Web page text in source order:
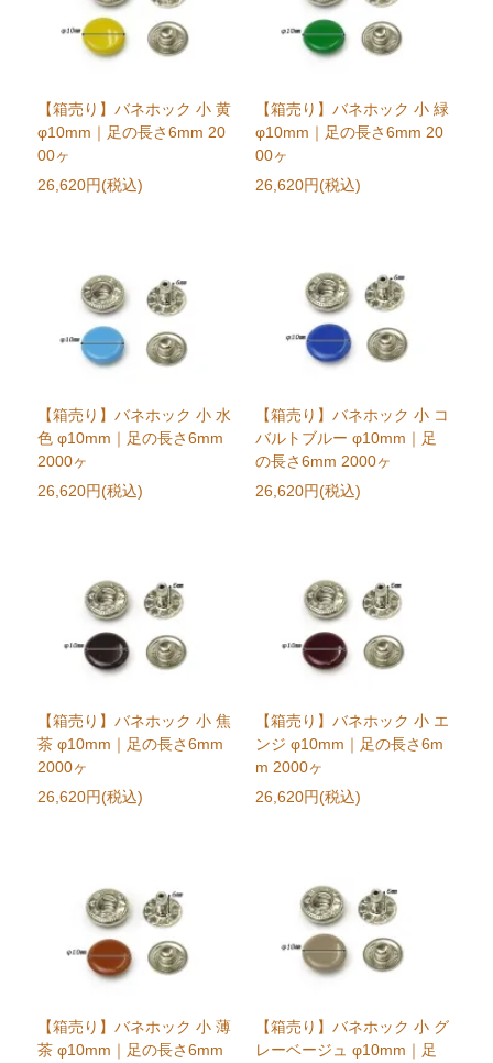
【箱売り】バネホック 小 黄
φ10mm｜足の長さ6mm 20
00ヶ
26,620円(税込)
【箱売り】バネホック 小 緑
φ10mm｜足の長さ6mm 20
00ヶ
26,620円(税込)
【箱売り】バネホック 小 水
色 φ10mm｜足の長さ6mm
2000ヶ
26,620円(税込)
【箱売り】バネホック 小 コ
バルトブルー φ10mm｜足
の長さ6mm 2000ヶ
26,620円(税込)
【箱売り】バネホック 小 焦
茶 φ10mm｜足の長さ6mm
2000ヶ
26,620円(税込)
【箱売り】バネホック 小 エ
ンジ φ10mm｜足の長さ6m
m 2000ヶ
26,620円(税込)
【箱売り】バネホック 小 薄
茶 φ10mm｜足の長さ6mm
【箱売り】バネホック 小 グ
レーベージュ φ10mm｜足